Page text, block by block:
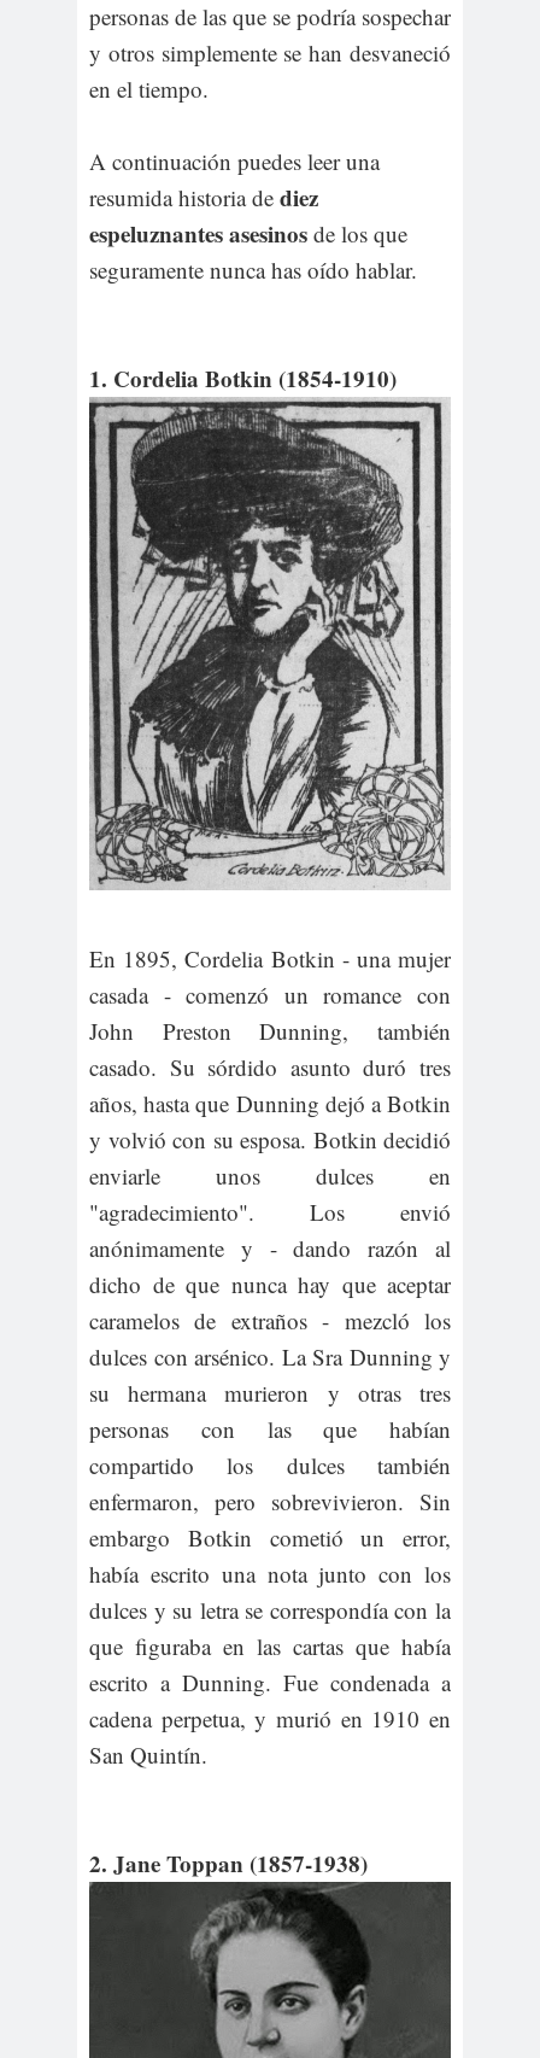
personas de las que se podría sospechar
y otros simplemente se han desvaneció
en el tiempo.
A continuación puedes leer una
resumida historia de diez
espeluznantes asesinos de los que
seguramente nunca has oído hablar.
1. Cordelia Botkin (1854-1910)
En 1895, Cordelia Botkin - una mujer
casada - comenzó un romance con
John Preston Dunning, también
casado. Su sórdido asunto duró tres
años, hasta que Dunning dejó a Botkin
y volvió con su esposa. Botkin decidió
enviarle unos dulces en
"agradecimiento". Los envió
anónimamente y - dando razón al
dicho de que nunca hay que aceptar
caramelos de extraños - mezcló los
dulces con arsénico. La Sra Dunning y
su hermana murieron y otras tres
personas con las que habían
compartido los dulces también
enfermaron, pero sobrevivieron. Sin
embargo Botkin cometió un error,
había escrito una nota junto con los
dulces y su letra se correspondía con la
que figuraba en las cartas que había
escrito a Dunning. Fue condenada a
cadena perpetua, y murió en 1910 en
San Quintín.
2. Jane Toppan (1857-1938)